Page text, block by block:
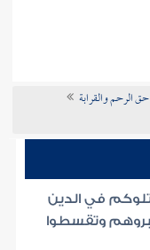
حق الرحم والقرابة
في الدين
وتقسطوا